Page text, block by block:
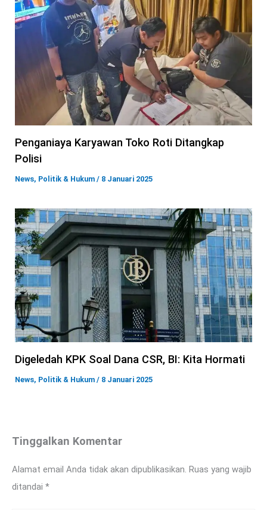
Penganiaya Karyawan Toko Roti Ditangkap
Polisi
News, Politik & Hukum / 8 Januari 2025
Digeledah KPK Soal Dana CSR, BI: Kita Hormati
News, Politik & Hukum / 8 Januari 2025
Tinggalkan Komentar
Alamat email Anda tidak akan dipublikasikan. Ruas yang wajib
ditandai *